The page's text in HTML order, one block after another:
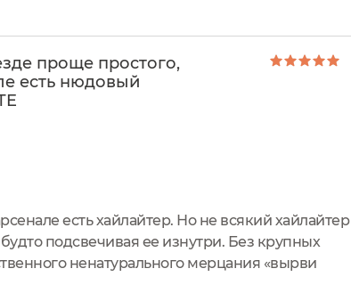
проще простого,
есть нюдовый
есть хайлайтер. Но не всякий хайлайтер
подсвечивая ее изнутри. Без крупных
ненатурального мерцания «вырви